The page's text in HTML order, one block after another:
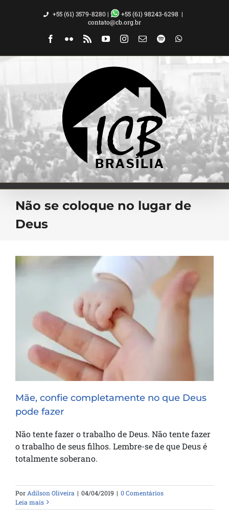
+55 (61) 3579-8280 | +55 (61) 98243-6298 |
contato@cb.org.br
Facebook
FlickrRss YouTubeInstagram
EmailSpotify
Não se coloque no lugar de
Deus
Mãe, confie completamente no que
Deus pode fazer
Mãe, confie completamente no que Deus
pode fazer
Não tente fazer o trabalho de Deus. Não tente fazer
o trabalho de seus filhos. Lembre-se de que Deus é
totalmente soberano.
PorAdilson Oliveira | 04/04/2019 | 0 Comentários
Leia mais